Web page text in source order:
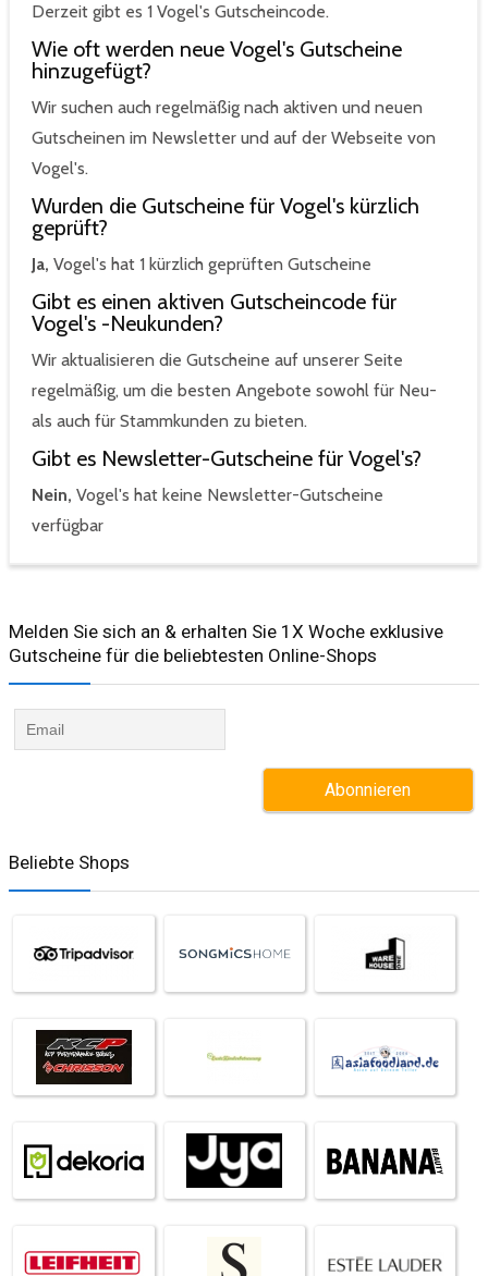
Derzeit gibt es 1 Vogel's Gutscheincode.
Wie oft werden neue Vogel's Gutscheine
hinzugefügt?
Wir suchen auch regelmäßig nach aktiven und neuen
Gutscheinen im Newsletter und auf der Webseite von
Vogel's.
Wurden die Gutscheine für Vogel's kürzlich
geprüft?
Ja, Vogel's hat 1 kürzlich geprüften Gutscheine
Gibt es einen aktiven Gutscheincode für
Vogel's -Neukunden?
Wir aktualisieren die Gutscheine auf unserer Seite
regelmäßig, um die besten Angebote sowohl für Neu-
als auch für Stammkunden zu bieten.
Gibt es Newsletter-Gutscheine für Vogel's?
Nein, Vogel's hat keine Newsletter-Gutscheine
verfügbar
Melden Sie sich an & erhalten Sie 1X Woche exklusive
Gutscheine für die beliebtesten Online-Shops​
Beliebte Shops